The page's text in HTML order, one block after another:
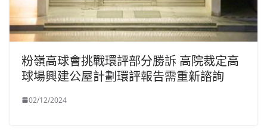
粉嶺高球會挑戰環評部分勝訴 高院裁定高
球場興建公屋計劃環評報告需重新諮詢
02/12/2024